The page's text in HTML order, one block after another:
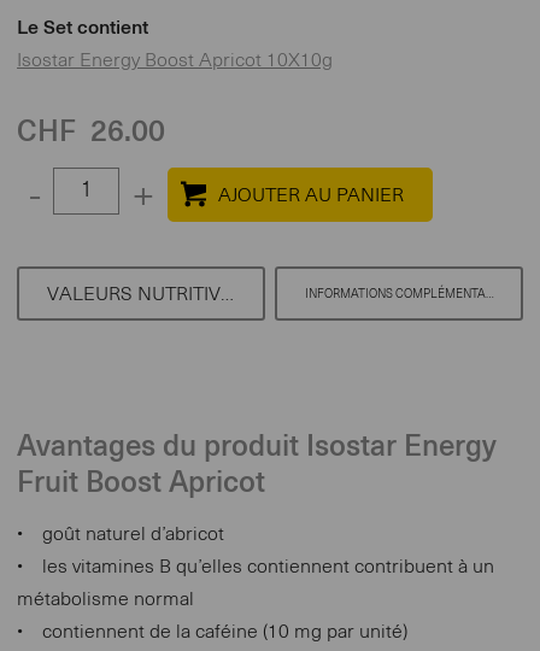
Le Set contient
Isostar Energy Boost Apricot 10X10g
CHF 26.00
- +
quantity
VALEURS NUTRITIVES INFORMATIONS COMPLÉMENTAIRES
Avantages du produit Isostar Energy
Fruit Boost Apricot
• goût naturel d’abricot
• les vitamines B qu’elles contiennent contribuent à un
métabolisme normal
• contiennent de la caféine (10 mg par unité)